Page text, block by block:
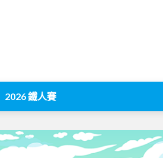
2026 鐵人賽